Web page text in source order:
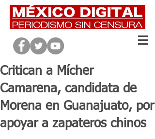
Critican a Mícher
Camarena, candidata de
Morena en Guanajuato, por
apoyar a zapateros chinos